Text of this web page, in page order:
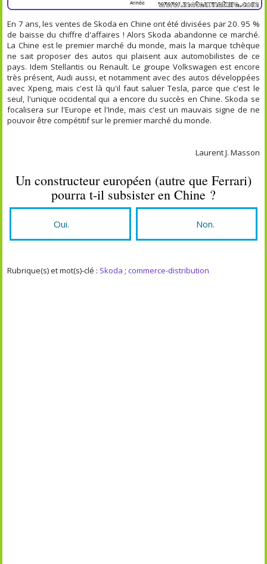
En 7 ans, les ventes de Skoda en Chine ont été divisées par 20. 95 %
de baisse du chiffre d'affaires ! Alors Skoda abandonne ce marché.
La Chine est le premier marché du monde, mais la marque tchèque
ne sait proposer des autos qui plaisent aux automobilistes de ce
pays. Idem Stellantis ou Renault. Le groupe Volkswagen est encore
très présent, Audi aussi, et notamment avec des autos développées
avec Xpeng, mais c'est là qu'il faut saluer Tesla, parce que c'est le
seul, l'unique occidental qui a encore du succès en Chine. Skoda se
focalisera sur l'Europe et l'Inde, mais c'est un mauvais signe de ne
pouvoir être compétitif sur le premier marché du monde.
Laurent J. Masson
Un constructeur européen (autre que Ferrari)
pourra t-il subsister en Chine ?
Oui. Non.
Rubrique(s) et mot(s)-clé : Skoda ;commerce-distribution